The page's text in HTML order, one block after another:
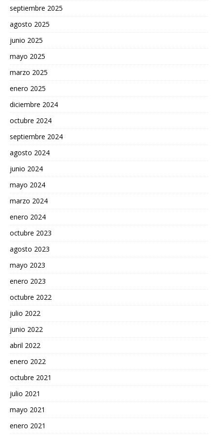
septiembre 2025
agosto 2025
junio 2025
mayo 2025
marzo 2025
enero 2025
diciembre 2024
octubre 2024
septiembre 2024
agosto 2024
junio 2024
mayo 2024
marzo 2024
enero 2024
octubre 2023
agosto 2023
mayo 2023
enero 2023
octubre 2022
julio 2022
junio 2022
abril 2022
enero 2022
octubre 2021
julio 2021
mayo 2021
enero 2021